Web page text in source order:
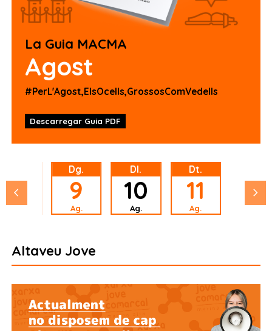
La Guia MACMA
Agost
#PerL'Agost,ElsOcells,GrossosComVedells
Descarregar Guia PDF
chevron_left chevron_right
8
Ag.
Dg.
9
Ag.
Dl.
10
Ag.
Dt.
11
Ag.
12
Ag.
Altaveu Jove